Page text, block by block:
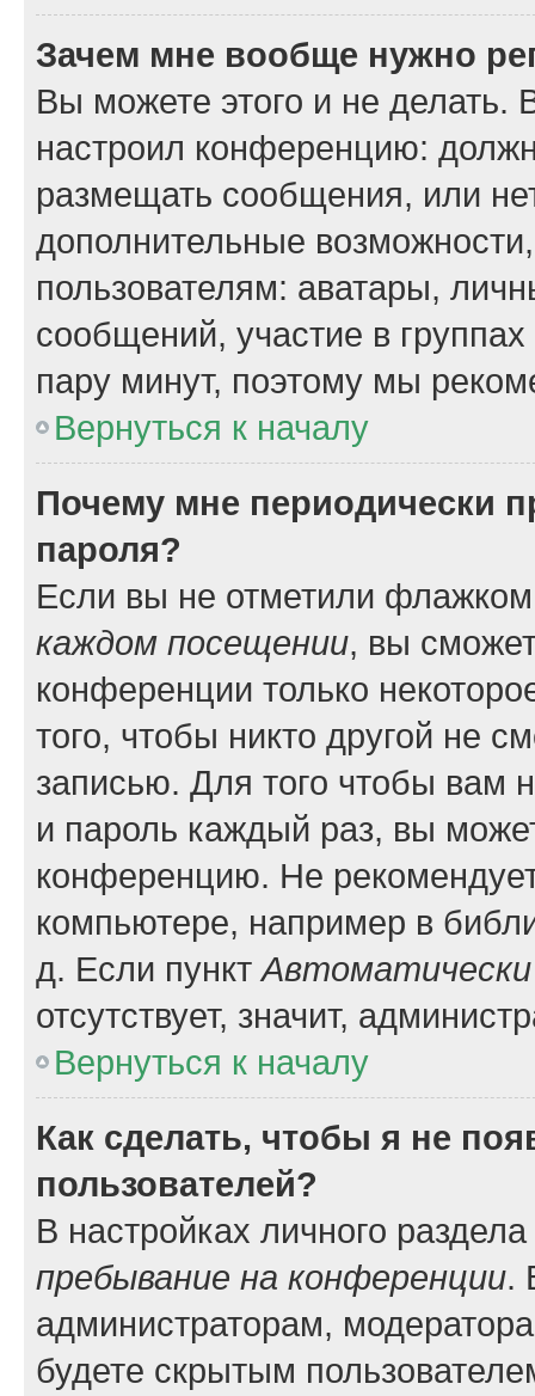
Зачем мне вообще нужно
Вы можете этого и не делать.
настроил конференцию:
размещать сообщения, или
дополнительные
пользователям: аватары,
сообщений, участие в
пару минут, поэтому мы
Вернуться к началу
Почему мне периодически
пароля?
Если вы не отметили
каждом посещении, вы
конференции только
того, чтобы никто другой не
записью. Для того чтобы вам
и пароль каждый раз, вы
конференцию. Не
компьютере, например в
д. Если пункт
отсутствует, значит,
Вернуться к началу
Как сделать, чтобы я не
пользователей?
В настройках личного
пребывание на конференции.
администраторам,
будете скрытым